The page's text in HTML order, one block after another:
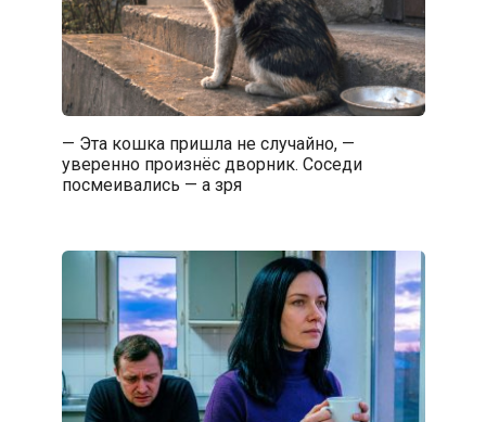
— Эта кошка пришла не случайно, —
уверенно произнёс дворник. Соседи
посмеивались — а зря